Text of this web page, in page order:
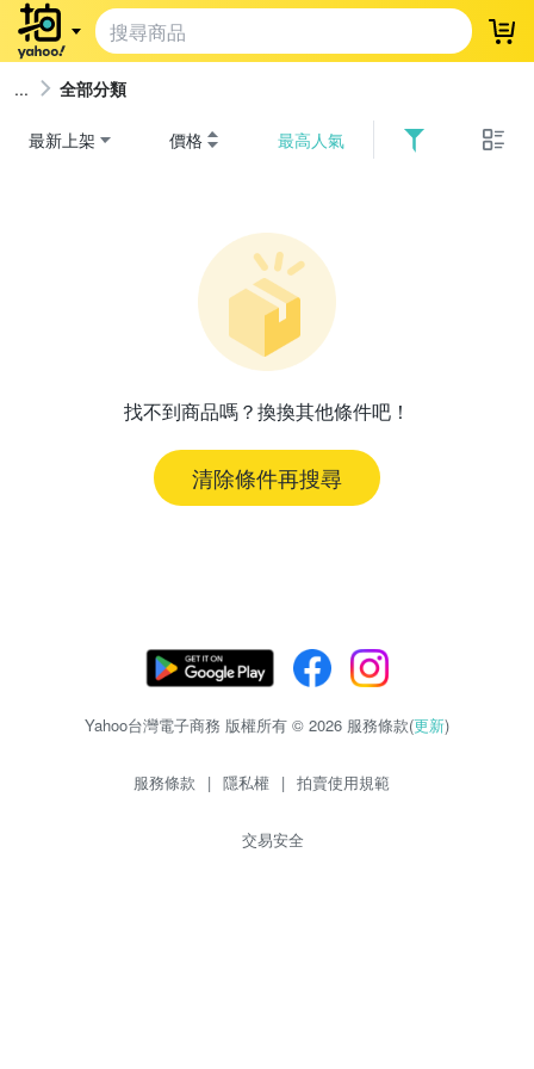
登
全部分類
最新上架 價格 最高人氣
找不到商品嗎？換換其他條件吧！
清除條件再搜尋
Yahoo台灣電子商務 版權所有 © 2026 服務條款(更新)
服務條款 | 隱私權 | 拍賣使用規範
交易安全